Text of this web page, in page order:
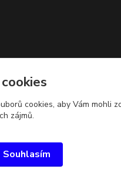
cookies, aby Vám mohli
zájmů.
Souhlasím